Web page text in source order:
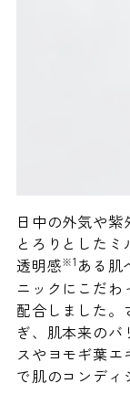
日中の外気や紫
とろりとしたミ
透明感※1 ある肌
ニックにこだわ
配合しました。
ぎ、肌本来のバ
スやヨモギ葉
で肌のコンディ